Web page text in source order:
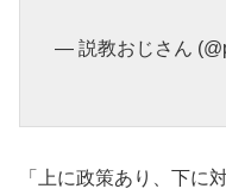
— 説教おじさん
「上に政策あり、下に